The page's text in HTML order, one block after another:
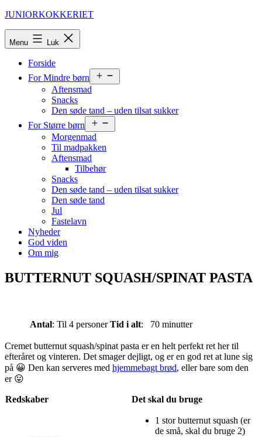
Fortsæt
JUNIORKOKKERIET
Menu Luk
Forside
For Mindre børn
menu
Aftensmad
Snacks
Den søde tand – uden tilsat sukker
For Større børn
menu
Morgenmad
Til madpakken
Aftensmad
Tilbehør
Snacks
Den søde tand – uden tilsat sukker
Den søde tand
Jul
Fastelavn
Nyheder
God viden
Om mig
BUTTERNUT SQUASH/SPINAT PASTA
Antal: Til 4 personer Tid i alt: 70 minutter
Cremet butternut squash/spinat pasta er en helt perfekt ret her til
efteråret og vinteren. Det smager dejligt, og er en god ret at lune sig
på 😀 Den kan serveres med hjemmebagt brød, eller bare som den
er 😛
Redskaber Det skal du bruge
1 stor butternut squash (er
de små, skal du bruge 2)